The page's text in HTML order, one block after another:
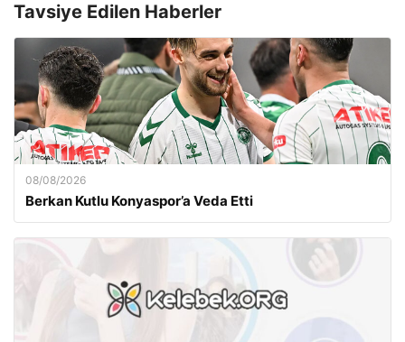
Tavsiye Edilen Haberler
08/08/2026
Berkan Kutlu Konyaspor’a Veda Etti